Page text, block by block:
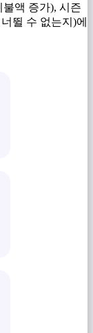
액 증가), 시즌
뛸 수 없는지)에